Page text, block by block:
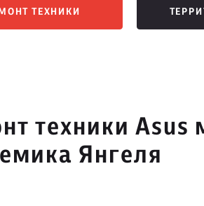
ТЕХНИКИ
техники Asus
Янгеля